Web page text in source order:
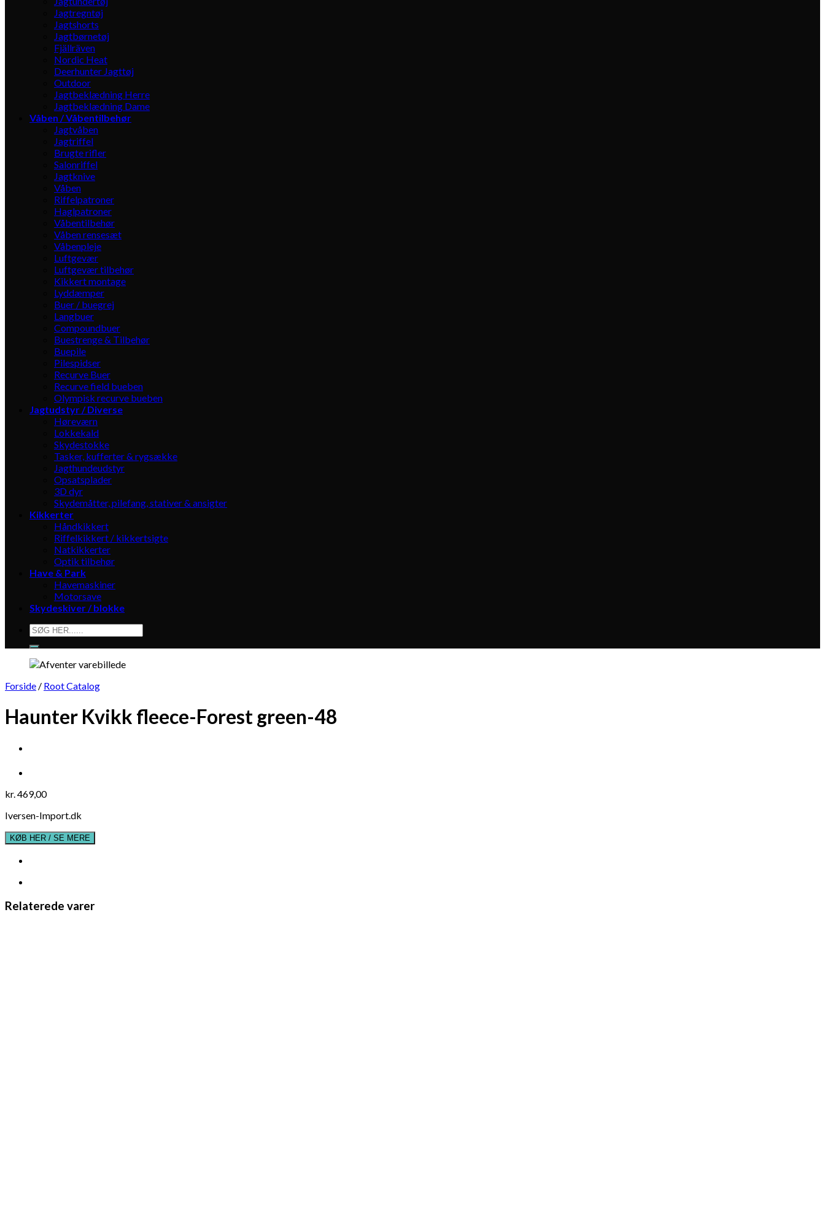
Jagtregntøj
Jagtshorts
Jagtbørnetøj
Fjällräven
Nordic Heat
Deerhunter Jagttøj
Outdoor
Jagtbeklædning Herre
Jagtbeklædning Dame
Våben / Våbentilbehør
Jagtvåben
Jagtriffel
Brugte rifler
Salonriffel
Jagtknive
Våben
Riffelpatroner
Haglpatroner
Våbentilbehør
Våben rensesæt
Våbenpleje
Luftgevær
Luftgevær tilbehør
Kikkert montage
Lyddæmper
Buer / buegrej
Langbuer
Compoundbuer
Buestrenge & Tilbehør
Buepile
Pilespidser
Recurve Buer
Recurve field bueben
Olympisk recurve bueben
Jagtudstyr / Diverse
Høreværn
Lokkekald
Skydestokke
Tasker, kufferter & rygsække
Jagthundeudstyr
Opsatsplader
3D dyr
Skydemåtter, pilefang, stativer & ansigter
Kikkerter
Håndkikkert
Riffelkikkert / kikkertsigte
Natkikkerter
Optik tilbehør
Have & Park
Havemaskiner
Motorsave
Skydeskiver / blokke
Søg
efter:
Forside / Root Catalog
Haunter Kvikk fleece-Forest green-48
kr.469,00
Iversen-Import.dk
KØB HER / SE MERE
Relaterede varer